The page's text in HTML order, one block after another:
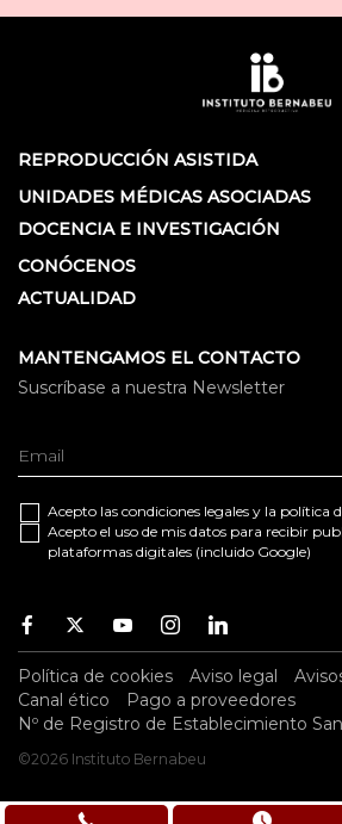
REPRODUCCIÓN ASISTIDA
UNIDADES MÉDICAS ASOCIADAS
DOCENCIA E INVESTIGACIÓN
CONÓCENOS
ACTUALIDAD
MANTENGAMOS EL CONTACTO
Suscríbase a nuestra Newsletter
Acepto las condiciones legales y la política
Acepto el uso de mis datos para recibir
plataformas digitales (incluido Google)
Facebook
TwitterYoutubeInstagramYoutube
Política de cookies Aviso legal
Canal ético
Pago a proveedores
Nº de Registro de Establecimiento
©2026 Instituto Bernabeu